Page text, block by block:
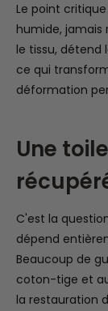
Le point
humide, jamais
le tissu, détend
ce qui
déformation
Une
C'est la
dépend
Beaucoup de
coton-tige et
la restauration